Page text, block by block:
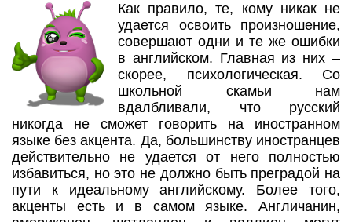
Как правило, те, кому никак не
удается освоить произношение,
совершают одни и те же ошибки
в английском. Главная из них –
скорее, психологическая. Со
школьной скамьи нам
вдалбливали, что русский
никогда не сможет говорить на иностранном
языке без акцента. Да, большинству иностранцев
действительно не удается от него полностью
избавиться, но это не должно быть преградой на
пути к идеальному английскому. Более того,
акценты есть и в самом языке. Англичанин,